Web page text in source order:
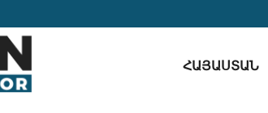
ՀԱՅԱՍՏԱՆ